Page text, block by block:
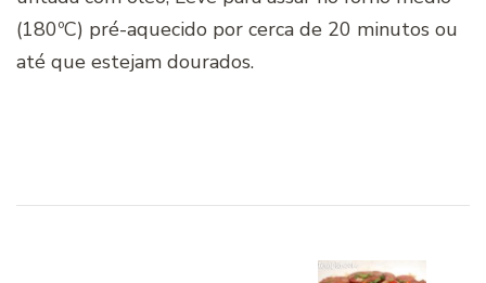
(180ºC) pré-aquecido por cerca de 20 minutos ou
até que estejam dourados.